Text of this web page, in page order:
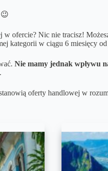
w ofercie? Nic nie tracisz!
kategorii w ciągu 6 miesięcy
Nie mamy jednak wpływu
oferty handlowej w